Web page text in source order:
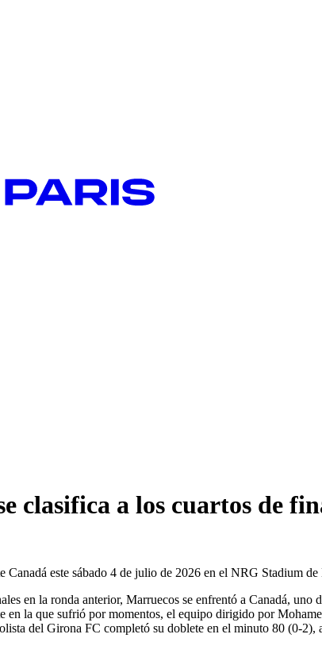
clasifica a los cuartos de
este sábado 4 de julio de 2026 en el NRG Stadium
en la ronda anterior, Marruecos se enfrentó a Canadá,
en la que sufrió por momentos, el equipo dirigido por
del Girona FC completó su doblete en el minuto 80 (0-2),